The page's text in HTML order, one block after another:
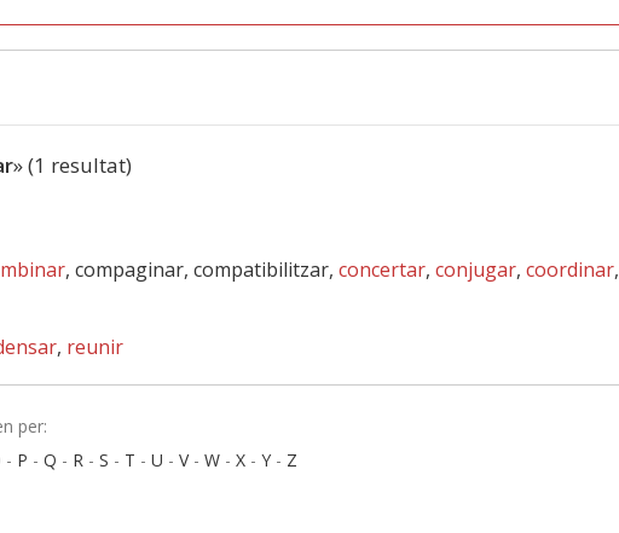
» (1 resultat)
, compaginar, compatibilitzar, concertar, conjugar, coordinar,
, reunir
per:
- P - Q - R - S - T - U - V- W - X - Y - Z